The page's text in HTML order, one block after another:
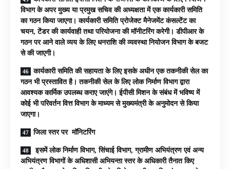
विभाग के अपर मुख्य या प्रमुख सचिव की अध्यक्षता में एक कार्यकारी समिति
का गठन किया जाएगा। कार्यकारी समिति प्रोजेक्ट मैनेजमेंट कंसल्टेंट का
चयन, टेंडर की कार्यवाही तथा परियोजना की मॉनीटरिंग करेगी। डीपीआर के
गठन पर आने वाले व्यय के लिए धनराशि की व्यवस्था नियोजन विभाग के बजट
से की जाएगी।
कार्यकारी समिति की सहायता के लिए इसके अधीन एक तकनीकी सेल का
गठन भी प्रस्तावित है। तकनीकी सेल के लिए लोक निर्माण विभाग द्वारा
आवश्यक कार्मिक उपलब्ध कराए जाएंगे। ईपीसी मिशन के संबंध में भविष्य में
कोई भी परिवर्तन वित्त विभाग के माध्यम से मुख्यमंत्री के अनुमोदन से किया
जाएगा।
जिला स्तर पर मॉनिटरिंग
इसमें लोक निर्माण विभाग, सिंचाई विभाग, ग्रामीण अभियंत्रण एवं अन्य
अभियंत्रण विभागों के अधिशासी अभियन्ता स्तर के अधिकारी तैनात किए